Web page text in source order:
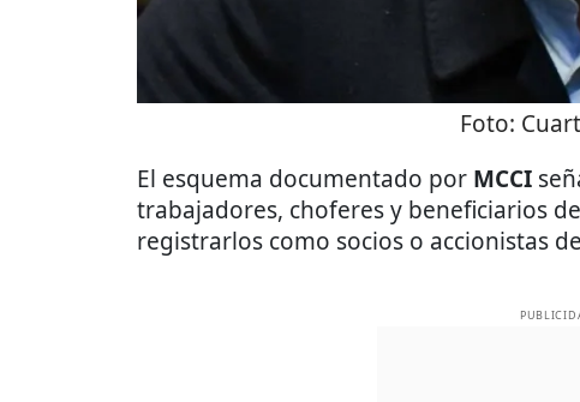
Foto:
El esquema documentado por MCCI
trabajadores, choferes y beneficiarios
registrarlos como socios o accionistas